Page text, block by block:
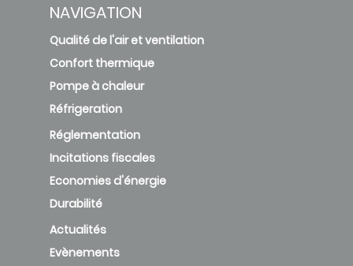
NAVIGATION
Qualité de l'air et ventilation
Confort thermique
Pompe à chaleur
Réfrigeration
Réglementation
Incitations fiscales
Economies d'énergie
Durabilité
Actualités
Evènements